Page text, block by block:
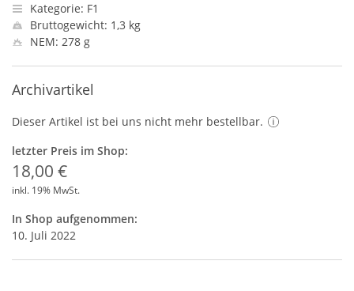
Kategorie: F1
Bruttogewicht: 1,3 kg
NEM: 278 g
Archivartikel
Dieser Artikel ist bei uns nicht mehr bestellbar.
letzter Preis im Shop:
18,00 €
inkl. 19% MwSt.
In Shop aufgenommen:
10. Juli 2022